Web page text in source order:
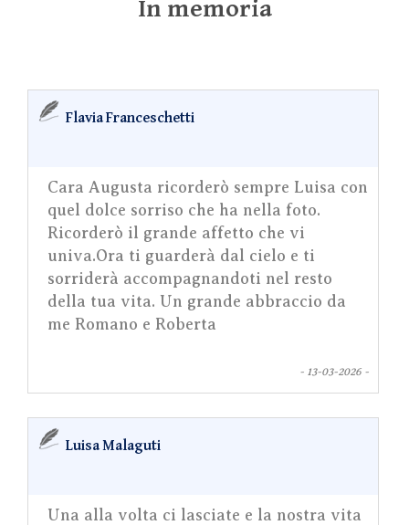
In memoria
Flavia Franceschetti
Cara Augusta ricorderò sempre Luisa con
quel dolce sorriso che ha nella foto.
Ricorderò il grande affetto che vi
univa.Ora ti guarderà dal cielo e ti
sorriderà accompagnandoti nel resto
della tua vita. Un grande abbraccio da
me Romano e Roberta
- 13-03-2026 -
Luisa Malaguti
Una alla volta ci lasciate e la nostra vita